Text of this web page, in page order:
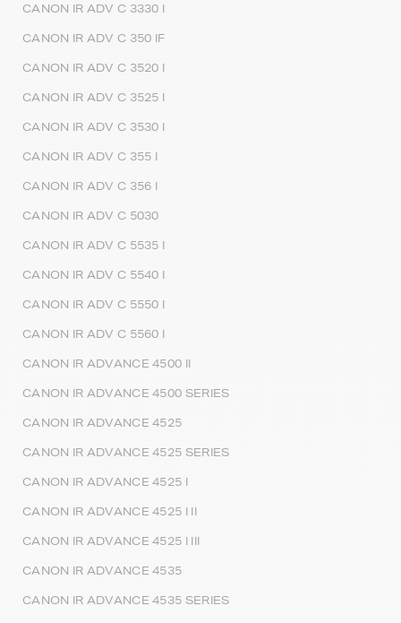
CANON IR ADV C 3330 I
CANON IR ADV C 350 IF
CANON IR ADV C 3520 I
CANON IR ADV C 3525 I
CANON IR ADV C 3530 I
CANON IR ADV C 355 I
CANON IR ADV C 356 I
CANON IR ADV C 5030
CANON IR ADV C 5535 I
CANON IR ADV C 5540 I
CANON IR ADV C 5550 I
CANON IR ADV C 5560 I
CANON IR ADVANCE 4500 II
CANON IR ADVANCE 4500 SERIES
CANON IR ADVANCE 4525
CANON IR ADVANCE 4525 SERIES
CANON IR ADVANCE 4525 I
CANON IR ADVANCE 4525 I II
CANON IR ADVANCE 4525 I III
CANON IR ADVANCE 4535
CANON IR ADVANCE 4535 SERIES